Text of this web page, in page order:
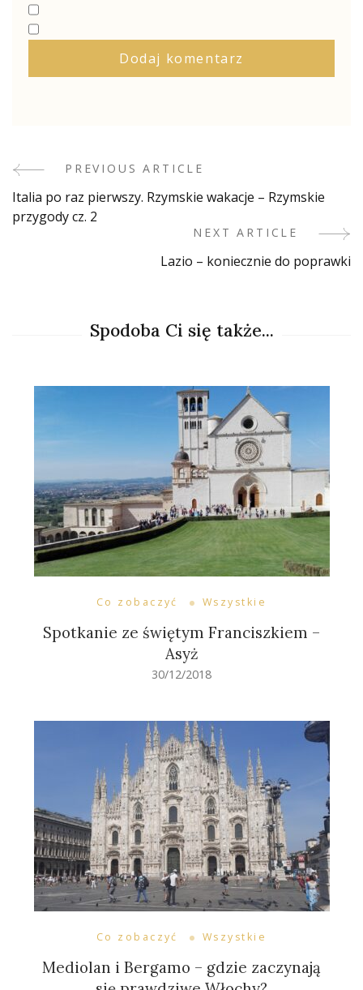
Post
Navigation
PREVIOUS ARTICLE
Italia po raz pierwszy. Rzymskie wakacje – Rzymskie
przygody cz. 2
NEXT ARTICLE
Lazio – koniecznie do poprawki
Spodoba Ci się także...
Co zobaczyć Wszystkie
Spotkanie ze świętym Franciszkiem –
Asyż
30/12/2018
Co zobaczyć Wszystkie
Mediolan i Bergamo – gdzie zaczynają